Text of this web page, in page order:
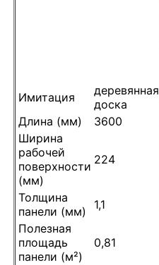
Имитация
деревянная
доска
Длина (мм)
3600
Ширина
рабочей
поверхности
(мм)
224
Толщина
панели (мм)
1,1
Полезная
площадь
панели (м²)
0,81